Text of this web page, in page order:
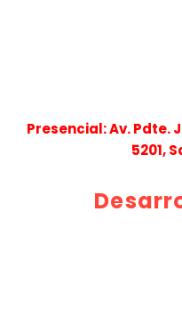
Presencial: Av. Pdte.
5201,